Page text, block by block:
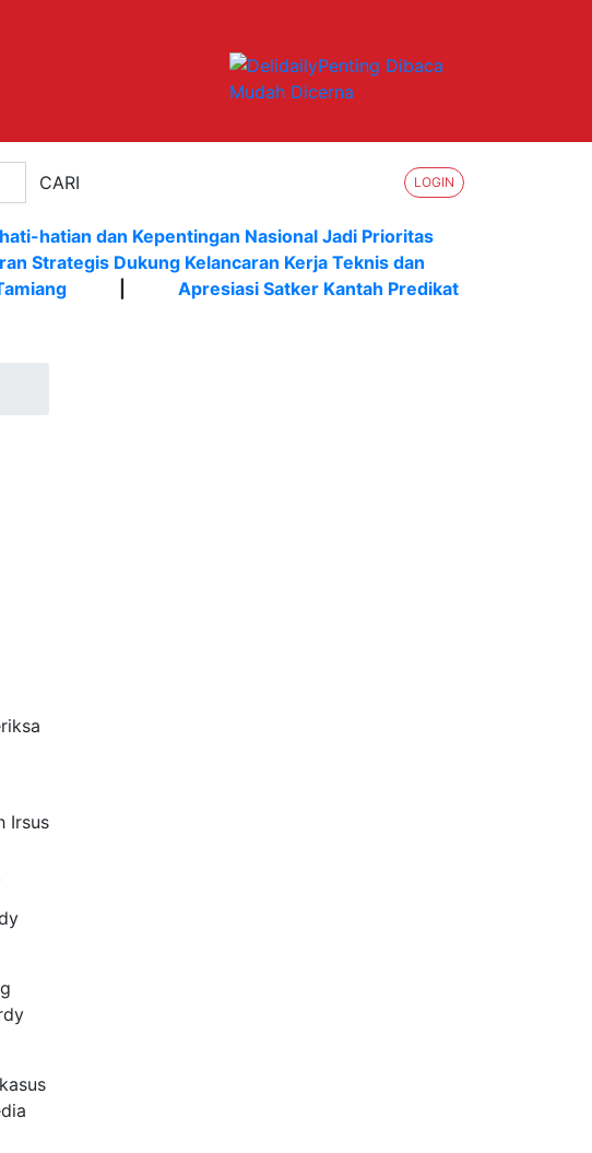
CARI LOGIN
hatian dan Kepentingan Nasional Jadi Prioritas
Strategis Dukung Kelancaran Kerja Teknis dan
Apresiasi Satker Kantah Predikat
Irsus